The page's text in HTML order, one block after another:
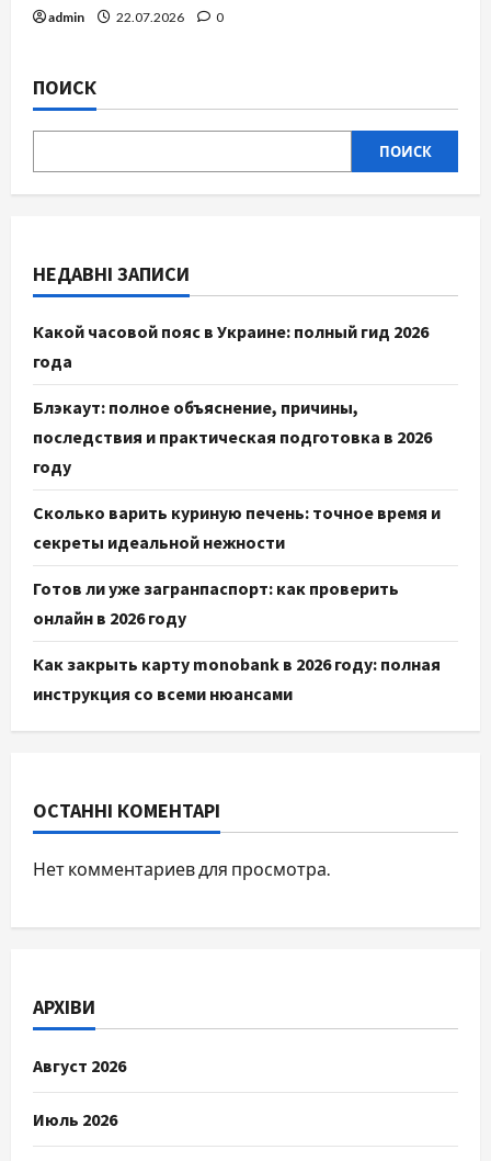
admin 22.07.2026 0
ПОИСК
ПОИСК
НЕДАВНІ ЗАПИСИ
Какой часовой пояс в Украине: полный гид 2026
года
Блэкаут: полное объяснение, причины,
последствия и практическая подготовка в 2026
году
Сколько варить куриную печень: точное время и
секреты идеальной нежности
Готов ли уже загранпаспорт: как проверить
онлайн в 2026 году
Как закрыть карту monobank в 2026 году: полная
инструкция со всеми нюансами
ОСТАННІ КОМЕНТАРІ
Нет комментариев для просмотра.
АРХІВИ
Август 2026
Июль 2026